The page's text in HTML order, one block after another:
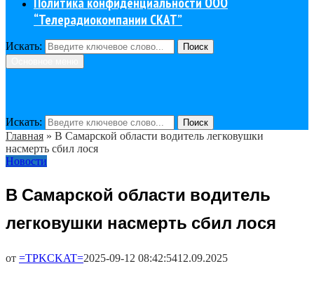
“Телерадиокомпании СКАТ”
Искать:
Поиск
Искать: Поиск
Главная » В Самарской области водитель легковушки
насмерть сбил лося
Новости
В Самарской области водитель
легковушки насмерть сбил лося
от =TPKCKAT=2025-09-12 08:42:5412.09.2025